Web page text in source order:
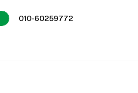
010-60259772